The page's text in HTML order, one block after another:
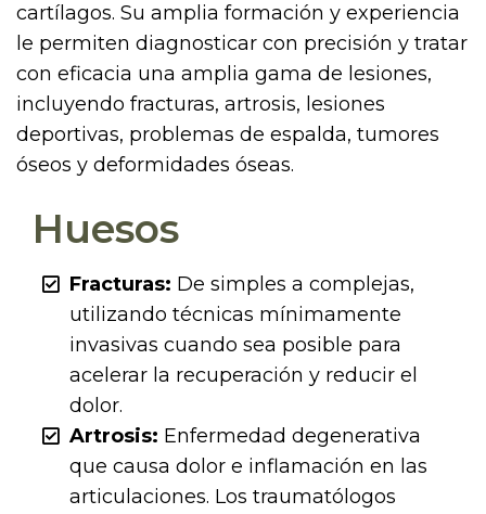
cartílagos. Su amplia formación y experiencia
le permiten diagnosticar con precisión y tratar
con eficacia una amplia gama de lesiones,
incluyendo fracturas, artrosis, lesiones
deportivas, problemas de espalda, tumores
óseos y deformidades óseas.
Huesos
Fracturas: De simples a complejas,
utilizando técnicas mínimamente
invasivas cuando sea posible para
acelerar la recuperación y reducir el
dolor.
Artrosis: Enfermedad degenerativa
que causa dolor e inflamación en las
articulaciones. Los traumatólogos